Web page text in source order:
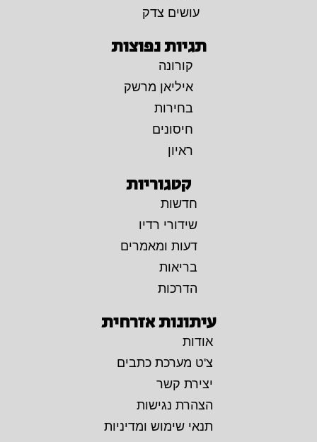
עושים צדק
תגיות נפוצות
קורונה
איליאן מרשק
בחירות
חיסונים
ראיון
קטגוריות
חדשות
שידורי רדיו
דעות ומאמרים
בריאות
הדרכות
עיתונות אזרחית
אודות
צ'ט מערכת כתבים
יצירת קשר
הצהרת נגישות
תנאי שימוש ומדיניות